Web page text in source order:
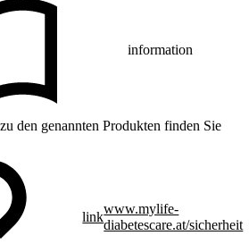
information
den genannten Produkten finden Sie
link
www.mylife-
diabetescare.at/sicherheit